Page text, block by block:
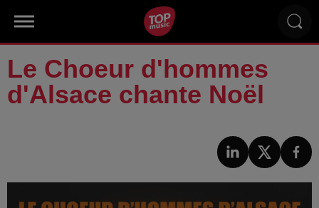
Le Choeur d'hommes
d'Alsace chante Noël